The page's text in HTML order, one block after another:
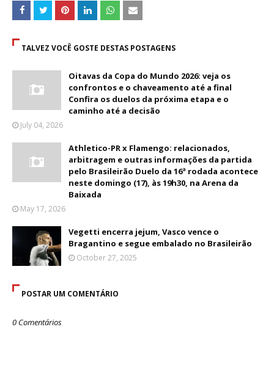
TALVEZ VOCÊ GOSTE DESTAS POSTAGENS
Oitavas da Copa do Mundo 2026: veja os
confrontos e o chaveamento até a final
Confira os duelos da próxima etapa e o
caminho até a decisão
July 04, 2026
Athletico-PR x Flamengo: relacionados,
arbitragem e outras informações da partida
pelo Brasileirão Duelo da 16ª rodada acontece
neste domingo (17), às 19h30, na Arena da
Baixada
May 17, 2026
Vegetti encerra jejum, Vasco vence o
Bragantino e segue embalado no Brasileirão
October 27, 2025
POSTAR UM COMENTÁRIO
0 Comentários